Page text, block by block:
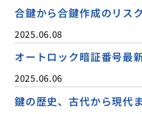
合鍵から合鍵作成のリス
2025.06.08
オートロック暗証番号最
2025.06.06
鍵の歴史、古代から現代